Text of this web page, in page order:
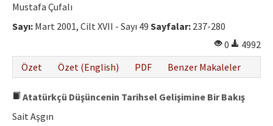
Yazar Rehberi
İletişim
Mustafa Çufalı
Sayı: Mart 2001, Cilt XVII - Sayı 49 Sayfalar: 237-280
0
4992
Özet
Özet (English) PDF Benzer Makaleler
Atatürkçü Düşüncenin Tarihsel Gelişimine Bir Bakış
Sait Aşgın